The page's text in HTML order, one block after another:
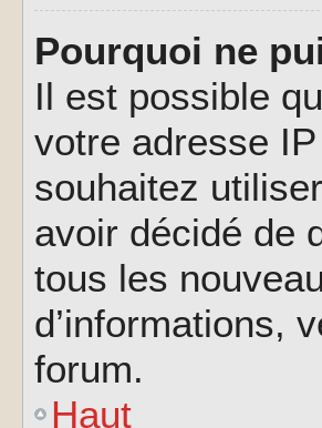
Pourquoi ne
Il est possible
votre adresse
souhaitez
avoir décidé de
tous les
d’informations,
forum.
Haut